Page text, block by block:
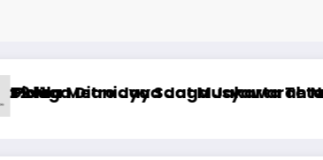
Aman dan Kondusif
BEM SI Kerakyatan ke-XIX
Meski Raih UHC Awards